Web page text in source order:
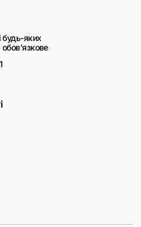
будь-яких
обов'язкове